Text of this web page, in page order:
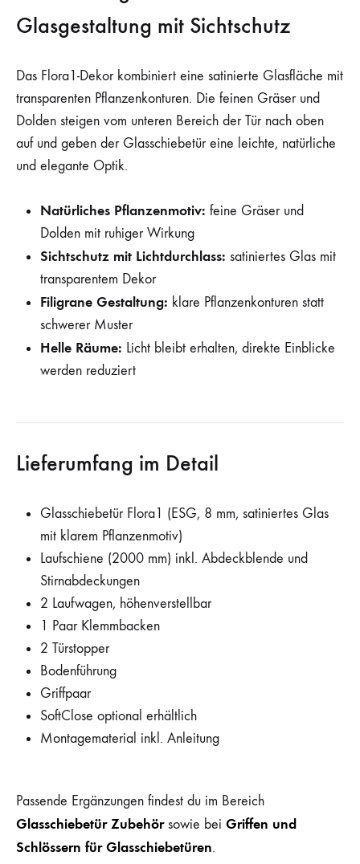
Glasgestaltung mit Sichtschutz
Das Flora1-Dekor kombiniert eine satinierte Glasfläche mit
transparenten Pflanzenkonturen. Die feinen Gräser und
Dolden steigen vom unteren Bereich der Tür nach oben
auf und geben der Glasschiebetür eine leichte, natürliche
und elegante Optik.
Natürliches Pflanzenmotiv: feine Gräser und
Dolden mit ruhiger Wirkung
Sichtschutz mit Lichtdurchlass: satiniertes Glas mit
transparentem Dekor
Filigrane Gestaltung: klare Pflanzenkonturen statt
schwerer Muster
Helle Räume: Licht bleibt erhalten, direkte Einblicke
werden reduziert
Lieferumfang im Detail
Glasschiebetür Flora1 (ESG, 8 mm, satiniertes Glas
mit klarem Pflanzenmotiv)
Laufschiene (2000 mm) inkl. Abdeckblende und
Stirnabdeckungen
2 Laufwagen, höhenverstellbar
1 Paar Klemmbacken
2 Türstopper
Bodenführung
Griffpaar
SoftClose optional erhältlich
Montagematerial inkl. Anleitung
Passende Ergänzungen findest du im Bereich
Glasschiebetür Zubehörsowie bei Griffen und
Schlössern für Glasschiebetüren.